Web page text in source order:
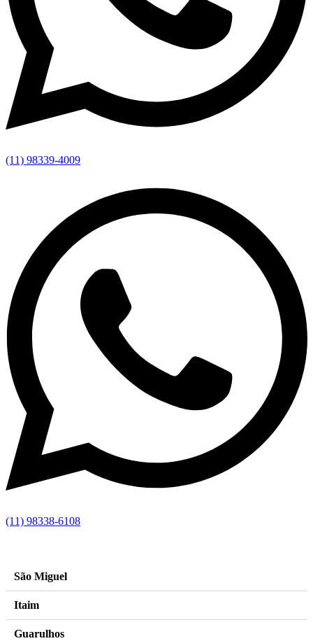
(11) 98339-4009
(11) 98338-6108
São Miguel
Itaim
Guarulhos